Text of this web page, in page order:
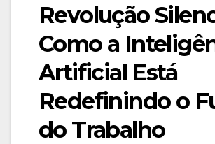
Revolução
Como a
Artificial Está
Redefinindo o
do Trabalho